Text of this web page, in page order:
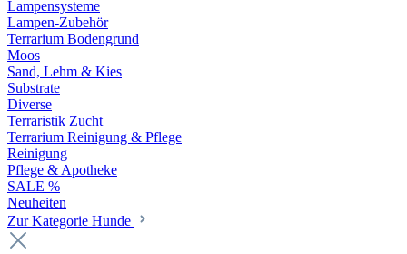
Lampensysteme
Lampen-Zubehör
Terrarium Bodengrund
Moos
Sand, Lehm & Kies
Substrate
Diverse
Terraristik Zucht
Terrarium Reinigung & Pflege
Reinigung
Pflege & Apotheke
SALE %
Neuheiten
Zur Kategorie Hunde